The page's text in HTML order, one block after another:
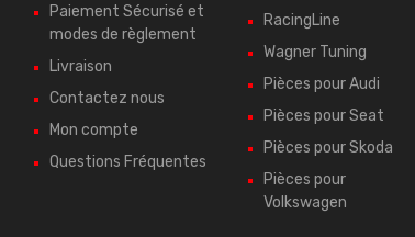
Paiement Sécurisé et
modes de règlement
Livraison
Contactez nous
Mon compte
Questions Fréquentes
RacingLine
Wagner Tuning
Pièces pour Audi
Pièces pour Seat
Pièces pour Skoda
Pièces pour
Volkswagen